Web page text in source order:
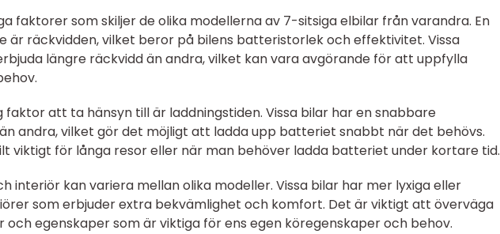
faktorer som skiljer de olika modellerna av 7-sitsiga elbilar från varandra. En
är räckvidden, vilket beror på bilens batteristorlek och effektivitet. Vissa
längre räckvidd än andra, vilket kan vara avgörande för att uppfylla
faktor att ta hänsyn till är laddningstiden. Vissa bilar har en snabbare
andra, vilket gör det möjligt att ladda upp batteriet snabbt när det behövs.
viktigt för långa resor eller när man behöver ladda batteriet under kortare tid.
interiör kan variera mellan olika modeller. Vissa bilar har mer lyxiga eller
som erbjuder extra bekvämlighet och komfort. Det är viktigt att överväga
och egenskaper som är viktiga för ens egen köregenskaper och behov.